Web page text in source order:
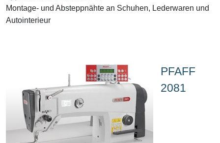
Montage- und Absteppnähte an Schuhen, Lederwaren und
Autointerieur
PFAFF
2081